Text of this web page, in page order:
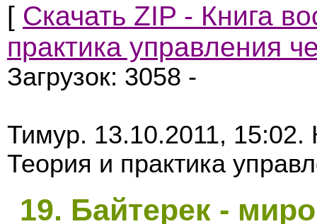
[ Скачать ZIP - Книга
практика управления
Загрузок: 3058 -
Тимур. 13.10.2011, 15:02.
Теория и практика
19. Байтерек -